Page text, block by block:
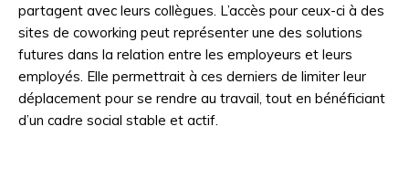
partagent avec leurs collègues. L’accès pour ceux-ci à des
sites de coworking peut représenter une des solutions
futures dans la relation entre les employeurs et leurs
employés. Elle permettrait à ces derniers de limiter leur
déplacement pour se rendre au travail, tout en bénéficiant
d’un cadre social stable et actif.